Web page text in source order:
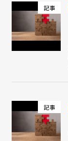
記事
記事